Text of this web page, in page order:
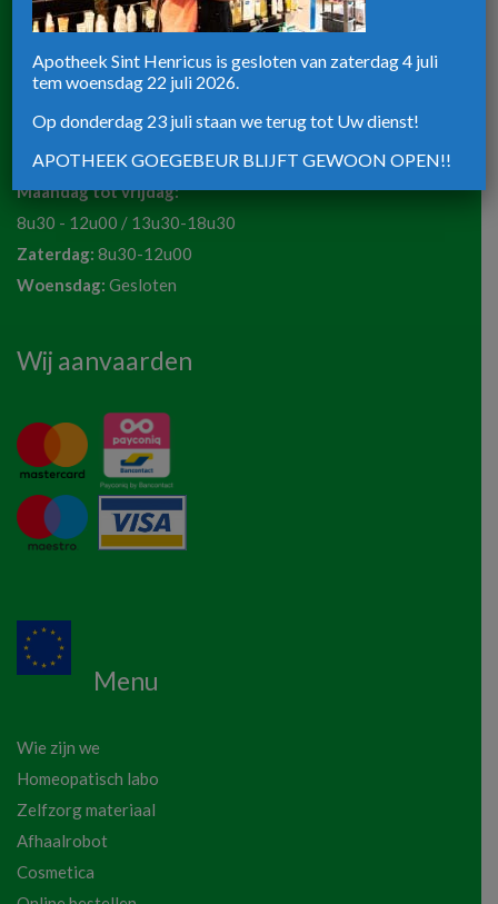
8820 Torhout
Telefoon:
051 72 50 36
Maandag tot vrijdag:
8u30 - 12u00 / 13u30-18u30
Zaterdag: 8u30-12u00
Woensdag: Gesloten
Wij aanvaarden
Menu
Wie zijn we
Homeopatisch labo
Zelfzorg materiaal
Afhaalrobot
Cosmetica
Apotheek Sint Henricus is gesloten van zaterdag 4 juli
tem woensdag 22 juli 2026.
Op donderdag 23 juli staan we terug tot Uw dienst!
APOTHEEK GOEGEBEUR BLIJFT GEWOON OPEN!!